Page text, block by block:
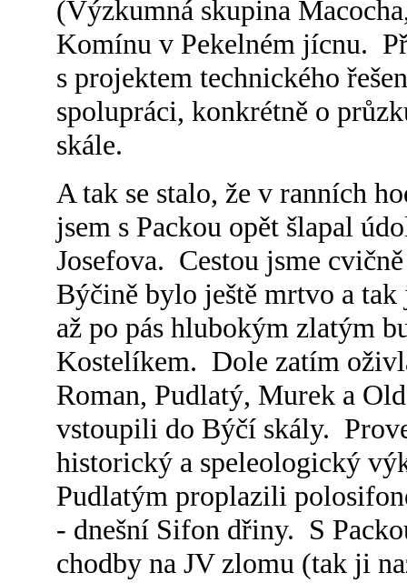
(Výzkumná skupina
Komínu v Pekelném jícnu.
s projektem technického
spolupráci, konkrétně o
skále.
A tak se stalo, že v ranních
jsem s Packou opět šlapal
Josefova. Cestou jsme
Býčině bylo ještě mrtvo a
až po pás hlubokým zlatým
Kostelíkem. Dole zatím
Roman, Pudlatý, Murek a
vstoupili do Býčí skály.
historický a speleologický
Pudlatým proplazili
- dnešní Sifon dřiny. S
chodby na JV zlomu (tak ji